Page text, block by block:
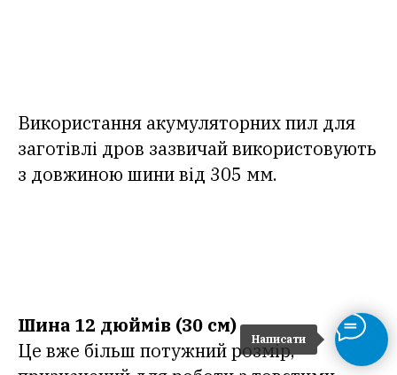
Написати
Використання акумуляторних пил для
заготівлі дров зазвичай використовують
з довжиною шини від 305 мм.
Шина 12 дюймів (30 см)
Це вже більш потужний розмір,